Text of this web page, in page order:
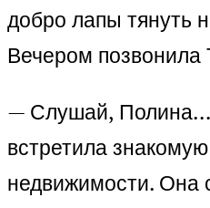
добро лапы тянуть
Вечером позвонила
— Слушай, Полина…
встретила
недвижимости. Она